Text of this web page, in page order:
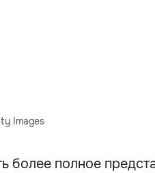
Images
более полное